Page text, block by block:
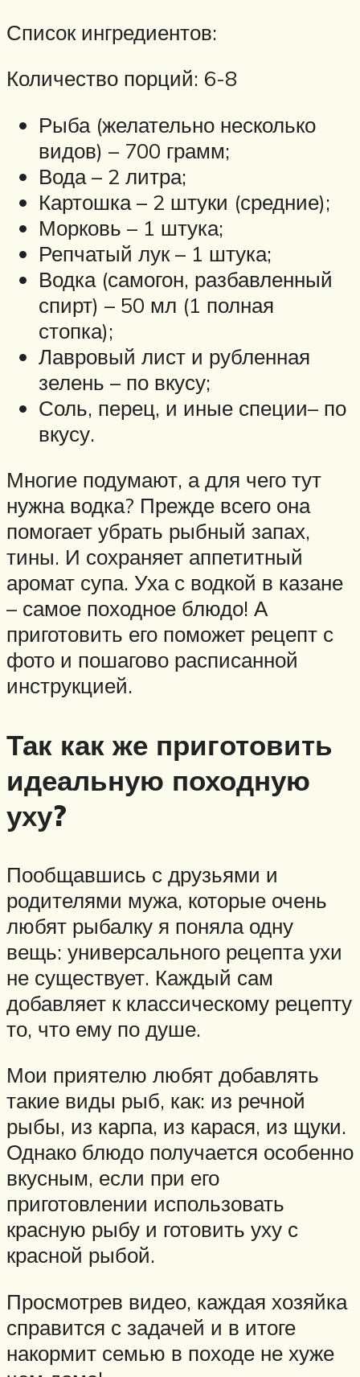
Список ингредиентов:
Количество порций: 6-8
Рыба (желательно несколько
видов) – 700 грамм;
Вода – 2 литра;
Картошка – 2 штуки (средние);
Морковь – 1 штука;
Репчатый лук – 1 штука;
Водка (самогон, разбавленный
спирт) – 50 мл (1 полная
стопка);
Лавровый лист и рубленная
зелень – по вкусу;
Соль, перец, и иные специи– по
вкусу.
Многие подумают, а для чего тут
нужна водка? Прежде всего она
помогает убрать рыбный запах,
тины. И сохраняет аппетитный
аромат супа. Уха с водкой в казане
– самое походное блюдо! А
приготовить его поможет рецепт с
фото и пошагово расписанной
инструкцией.
Так как же приготовить
идеальную походную
уху?
Пообщавшись с друзьями и
родителями мужа, которые очень
любят рыбалку я поняла одну
вещь: универсального рецепта ухи
не существует. Каждый сам
добавляет к классическому рецепту
то, что ему по душе.
Мои приятелю любят добавлять
такие виды рыб, как: из речной
рыбы, из карпа, из карася, из щуки.
Однако блюдо получается особенно
вкусным, если при его
приготовлении использовать
красную рыбу и готовить уху с
красной рыбой.
Просмотрев видео, каждая хозяйка
справится с задачей и в итоге
накормит семью в походе не хуже